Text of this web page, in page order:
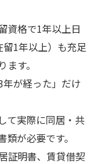
資格で1年以上日
1年以上）も充足
す。
が経った」だけ
て実際に同居・共
が必要です。
証明書、賃貸借契